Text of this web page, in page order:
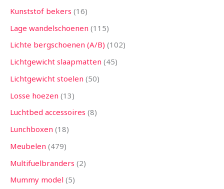
Kunststof bekers 16
Lage wandelschoenen 115
Lichte bergschoenen (A/B) 102
Lichtgewicht slaapmatten 45
Lichtgewicht stoelen 50
Losse hoezen 13
Luchtbed accessoires 8
Lunchboxen 18
Meubelen 479
Multifuelbranders 2
Mummy model 5